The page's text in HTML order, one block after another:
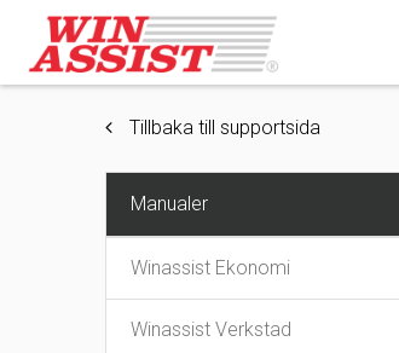
Tillbaka till supportsida
Manualer
Winassist Ekonomi
Winassist Verkstad